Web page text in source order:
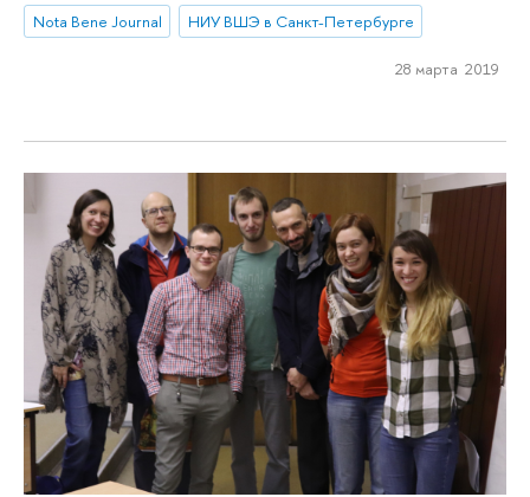
Nota Bene Journal
НИУ ВШЭ в Санкт-Петербурге
28 марта 2019